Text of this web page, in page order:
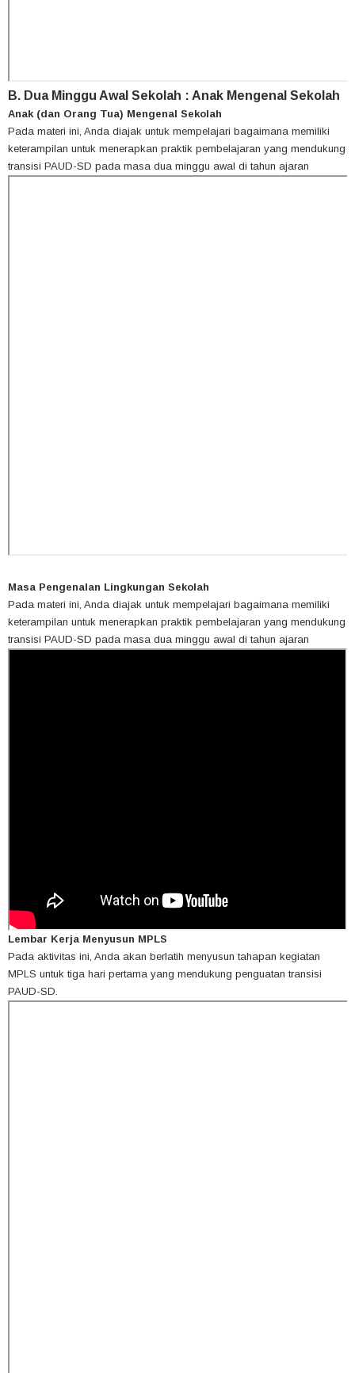
B. Dua Minggu Awal Sekolah : Anak Mengenal Sekolah
Anak (dan Orang Tua) Mengenal Sekolah
Pada materi ini, Anda diajak untuk mempelajari bagaimana memiliki
keterampilan untuk menerapkan praktik pembelajaran yang mendukung
transisi PAUD-SD pada masa dua minggu awal di tahun ajaran
Masa Pengenalan Lingkungan Sekolah
Pada materi ini, Anda diajak untuk mempelajari bagaimana memiliki
keterampilan untuk menerapkan praktik pembelajaran yang mendukung
transisi PAUD-SD pada masa dua minggu awal di tahun ajaran
Lembar Kerja Menyusun MPLS
Pada aktivitas ini, Anda akan berlatih menyusun tahapan kegiatan
MPLS untuk tiga hari pertama yang mendukung penguatan transisi
PAUD-SD.